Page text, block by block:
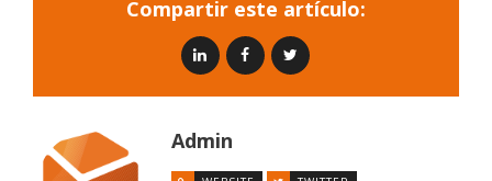
Compartir este artículo:
Admin